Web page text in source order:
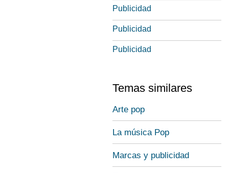
Publicidad
Publicidad
Publicidad
Temas similares
Arte pop
La música Pop
Marcas y publicidad